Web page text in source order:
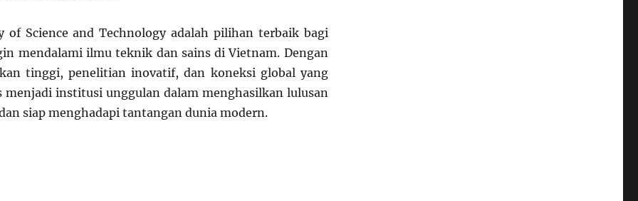
of Science and Technology adalah pilihan terbaik bagi
mendalami ilmu teknik dan sains di Vietnam. Dengan
tinggi, penelitian inovatif, dan koneksi global yang
menjadi institusi unggulan dalam menghasilkan lulusan
siap menghadapi tantangan dunia modern.